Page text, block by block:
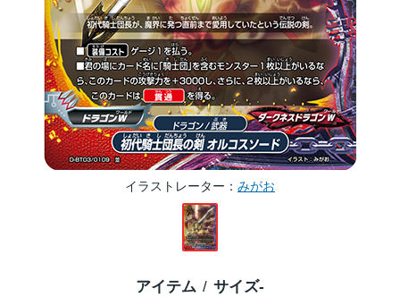
イラストレーター みがお
アイテム サイズ-